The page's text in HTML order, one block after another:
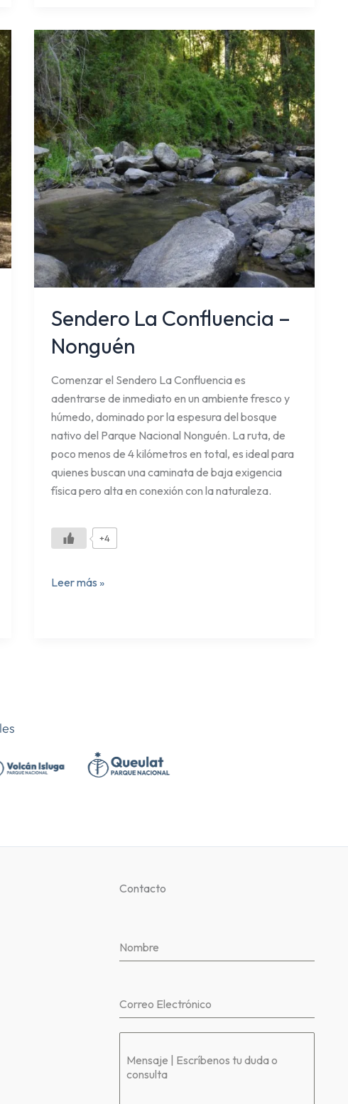
Sendero La Confluencia –
Nonguén
Comenzar el Sendero La Confluencia es
adentrarse de inmediato en un ambiente fresco y
húmedo, dominado por la espesura del bosque
nativo del Parque Nacional Nonguén. La ruta, de
poco menos de 4 kilómetros en total, es ideal para
quienes buscan una caminata de baja exigencia
física pero alta en conexión con la naturaleza.
+4
Sendero
La
Confluencia
–
Nonguén
Leer más »
Contacto
Nombre
Correo Electrónico
Mensaje | Escríbenos tu duda o
consulta